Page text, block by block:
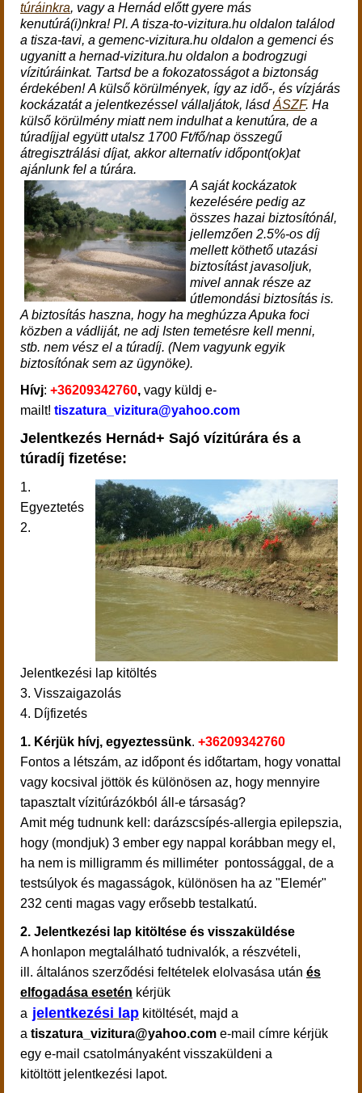
túráinkra, vagya Hernád előtt gyere más
kenutúrá(i)nkra! Pl. A tisza-to-vizitura.hu oldalon találod
a tisza-tavi, a gemenc-vizitura.hu oldalon a gemenci és
ugyanitt a hernad-vizitura.hu oldalon a bodrogzugi
vízitúráinkat. Tartsd be a fokozatosságot a biztonság
érdekében!A külső körülmények, így az idő-, és vízjárás
kockázatát a jelentkezéssel vállaljátok, lásdÁSZF. Ha
külső körülmény miatt nem indulhat a kenutúra, de a
túradíjjal együtt utalsz 1700 Ft/fő/nap összegű
átregisztrálási díjat, akkor alternatív időpont(ok)at
ajánlunk fel a túrára.
A saját kockázatok
kezelésére pedig az
összes hazai biztosítónál,
jellemzően 2.5%-os díj
mellett köthető utazási
biztosítást javasoljuk,
mivel annak része az
útlemondási biztosítás is.
A biztosítás haszna, hogy ha meghúzza Apuka foci
közben a vádliját, ne adj Isten temetésre kell menni,
stb. nem vész el a túradíj. (Nem vagyunk egyik
biztosítónak sem az ügynöke).
Hívj: +36209342760, vagy küldj e-
mailt! tiszatura_vizitura@yahoo.com
Jelentkezés Hernád+ Sajó vízitúrára és a
túradíj fizetése:
1.
Egyeztetés
2.
Jelentkezési lap kitöltés
3. Visszaigazolás
4. Díjfizetés
1. Kérjük hívj, egyeztessünk. +36209342760
Fontos a létszám, az időpont és időtartam, hogy vonattal
vagy kocsival jöttök és különösen az, hogy mennyire
tapasztalt vízitúrázókból áll-e társaság?
Amit még tudnunk kell: darázscsípés-allergia epilepszia,
hogy (mondjuk) 3 ember egy nappal korábban megy el,
ha nem is milligramm és milliméter pontossággal, de a
testsúlyok és magasságok, különösen ha az "Elemér"
232 centi magas vagy erősebb testalkatú.
2. Jelentkezési lap kitöltése és visszaküldése
A honlapon megtalálható tudnivalók, a részvételi,
ill. általános szerződési feltételek elolvasása után és
elfogadása esetén kérjük
a jelentkezési lap kitöltését, majd a
a tiszatura_vizitura@yahoo.com e-mail címre kérjük
egy e-mail csatolmányaként visszaküldeni a
kitöltött jelentkezési lapot.